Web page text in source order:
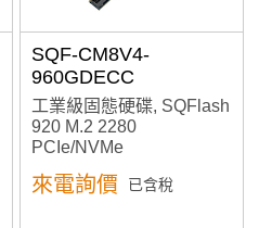
SQF-CM8V4-
960GDECC
工業級固態硬碟, SQFlash
920 M.2 2280
PCIe/NVMe
來電詢價 已含稅